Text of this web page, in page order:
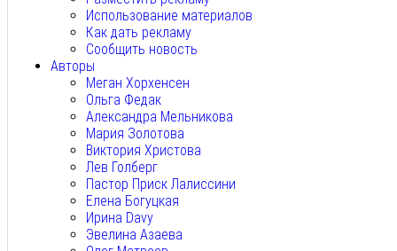
Использование материалов
Как дать рекламу
Сообщить новость
Авторы
Меган Хорхенсен
Ольга Федак
Александра Мельникова
Мария Золотова
Виктория Христова
Лев Голберг
Пастор Приск Лалиссини
Елена Богуцкая
Ирина Davy
Эвелина Азаева